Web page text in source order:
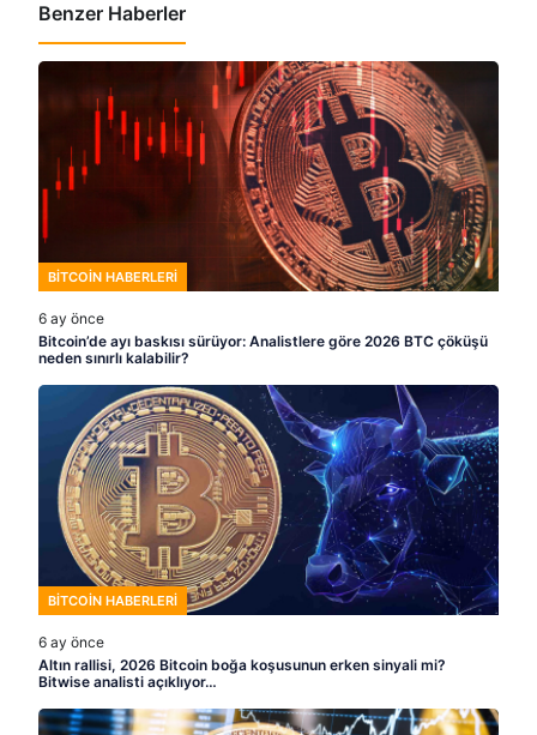
Benzer Haberler
BITCOIN HABERLERI
6 ay önce
Bitcoin’de ayı baskısı sürüyor: Analistlere göre 2026 BTC çöküşü
neden sınırlı kalabilir?
BITCOIN HABERLERI
6 ay önce
Altın rallisi, 2026 Bitcoin boğa koşusunun erken sinyali mi?
Bitwise analisti açıklıyor…